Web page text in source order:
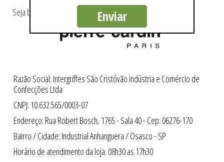
Seja bem-vindo a loja oficial Pierre Cardin no Brasil.
Razão Social: Intergriffes São Cristóvão Indústria e Comércio de
Confecções Ltda
CNPJ: 10.632.565/0003-07
Endereço: Rua Robert Bosch, 1765 - Sala 40 - Cep: 06276-170
Bairro / Cidade: Industrial Anhanguera / Osasco - SP
Horário de atendimento da loja: 08h30 as 17h30
Enviar